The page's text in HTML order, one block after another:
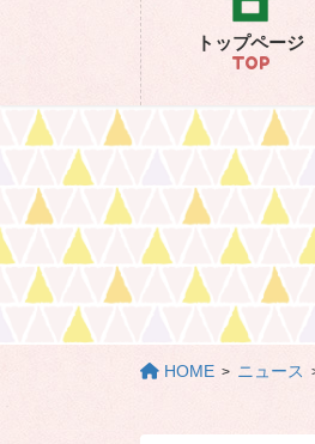
トップページ
TOP
HOME ニュース